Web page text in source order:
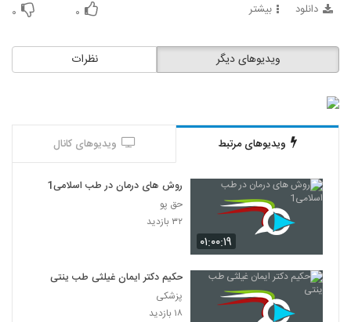
دانلود بیشتر ۰ ۰
نظرات ویدیوهای دیگر
ویدیوهای مرتبط ویدیوهای کانال
۰۱:۰۰:۱۹
روش های درمان در طب اسلامی1
حق پو
۳۲ بازدید
حکیم دکتر ایمان غیلثی طب ینتی
پزشکی
۱۸ بازدید